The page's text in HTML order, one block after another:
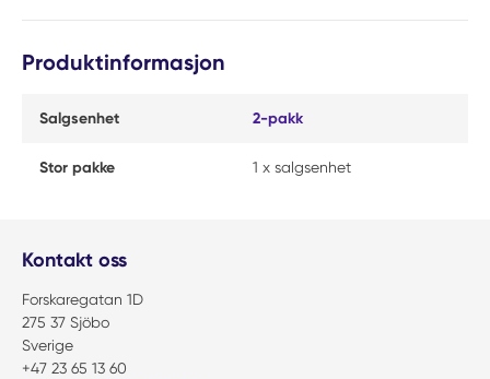
Produktinformasjon
Salgsenhet 2-pakk
Stor pakke 1 x salgsenhet
Kontakt oss
Forskaregatan 1D
275 37 Sjöbo
Sverige
+47 23 65 13 60